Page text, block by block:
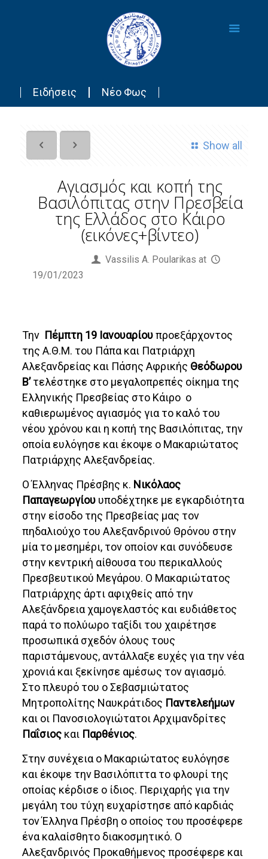
Ειδήσεις Νέο Φως
Show all
Αγιασμός και κοπή της
Βασιλόπιτας στην Πρεσβεία
της Ελλάδος στο Κάιρο
(εικόνες+βίντεο)
Vassilis Α. Poularikas at
19/01/2023
Την Πέμπτη 19 Ιανουαρίουπροεξάρχοντος
της Α.Θ.Μ. του Πάπα και Πατριάρχη
Αλεξανδρείας και Πάσης Αφρικής Θεόδωρου
Β’τελέστηκε στο μεγαλοπρεπές οίκημα της
Ελληνικής Πρεσβείας στο Κάιρο ο
καθιερωμένος αγιασμός για το καλό του
νέου χρόνου και η κοπή της Βασιλόπιτας, την
οποία ευλόγησε και έκοψε ο Μακαριώτατος
Πατριάρχης Αλεξανδρείας.
Ο Έλληνας Πρέσβης κ. Νικόλαος
Παπαγεωργίου υποδέχτηκε με εγκαρδιότητα
στην είσοδο της Πρεσβείας μας τον
πηδαλιούχο του Αλεξανδρινού Θρόνου στην
μία το μεσημέρι, τον οποίον και συνόδευσε
στην κεντρική αίθουσα του περικαλλούς
Πρεσβευτικού Μεγάρου. Ο Μακαριώτατος
Πατριάρχης άρτι αφιχθείς από την
Αλεξάνδρεια χαμογελαστός και ευδιάθετος
παρά το πολύωρο ταξίδι του χαιρέτησε
προσωπικά σχεδόν όλους τους
παριστάμενους, αντάλλαξε ευχές για την νέα
χρονιά και ξεκίνησε αμέσως τον αγιασμό.
Στο πλευρό του ο Σεβασμιώτατος
Μητροπολίτης Ναυκράτιδος Παντελεήμων
και οι Πανοσιολογιώτατοι Αρχιμανδρίτες
Παΐσιος και Παρθένιος.
Στην συνέχεια ο Μακαριώτατος ευλόγησε
και έκοψε την Βασιλόπιττα το φλουρί της
οποίας κέρδισε ο ίδιος. Περιχαρής για την
μεγάλη του τύχη ευχαρίστησε από καρδιάς
τον Έλληνα Πρέσβη ο οποίος του προσέφερε
ένα καλαίσθητο διακοσμητικό. Ο
Αλεξανδρινός Προκαθήμενος προσέφερε και